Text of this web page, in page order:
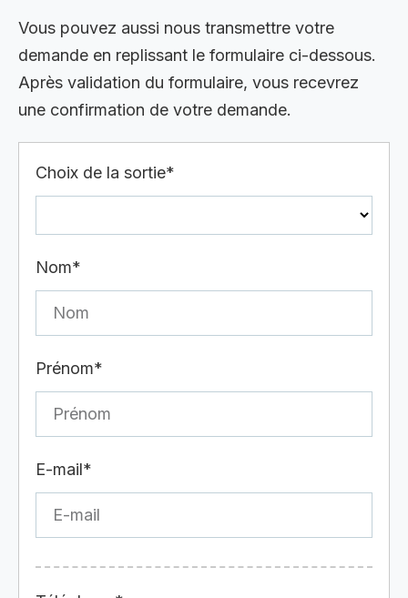
Vous pouvez aussi nous transmettre votre
demande en replissant le formulaire ci-dessous.
Après validation du formulaire, vous recevrez
une confirmation de votre demande.
Choix de la sortie*
Nom*
Prénom*
E-mail*